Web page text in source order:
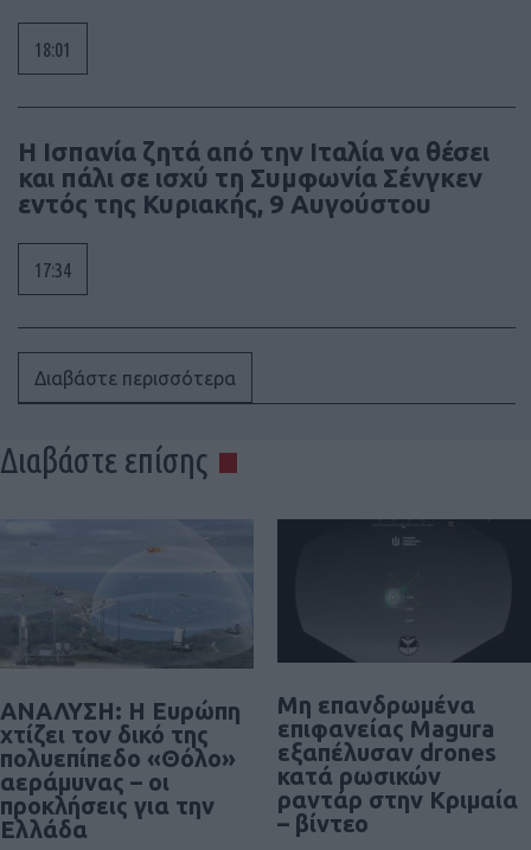
18:01
Η Ισπανία ζητά από την Ιταλία να θέσει
και πάλι σε ισχύ τη Συμφωνία Σένγκεν
εντός της Κυριακής, 9 Αυγούστου
17:34
Διαβάστε περισσότερα
Διαβάστε επίσης
ΑΝΑΛΥΣΗ: Η Ευρώπη
χτίζει τον δικό της
πολυεπίπεδο «Θόλο»
αεράμυνας – οι
προκλήσεις για την
Ελλάδα
Μη επανδρωμένα
επιφανείας Magura
εξαπέλυσαν drones
κατά ρωσικών
ραντάρ στην Κριμαία
– βίντεο